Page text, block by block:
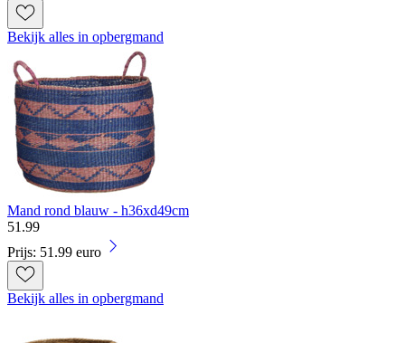
Bekijk alles in opbergmand
Mand rond blauw - h36xd49cm
51 .99
Prijs: 51.99 euro
Bekijk alles in opbergmand